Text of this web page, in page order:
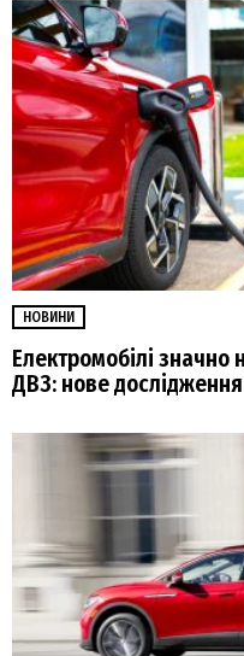
НОВИНИ
Електромобілі значно
ДВЗ: нове дослідження